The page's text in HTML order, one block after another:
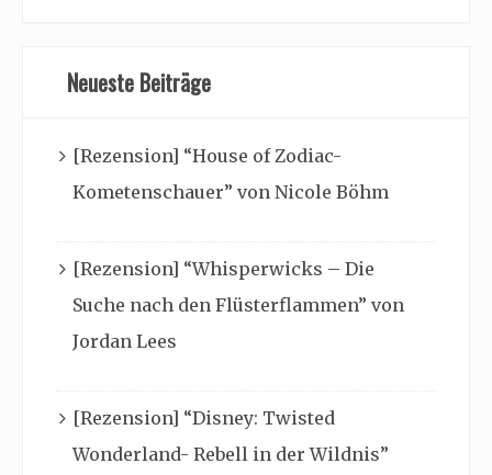
Neueste Beiträge
[Rezension] “House of Zodiac-
Kometenschauer” von Nicole Böhm
[Rezension] “Whisperwicks – Die
Suche nach den Flüsterflammen” von
Jordan Lees
[Rezension] “Disney: Twisted
Wonderland- Rebell in der Wildnis”